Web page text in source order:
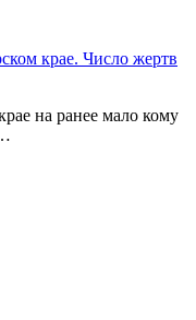
крае. Число жертв
на ранее мало кому